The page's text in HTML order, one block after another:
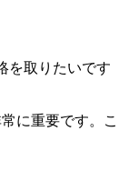
を取りたいです
に重要です。こ